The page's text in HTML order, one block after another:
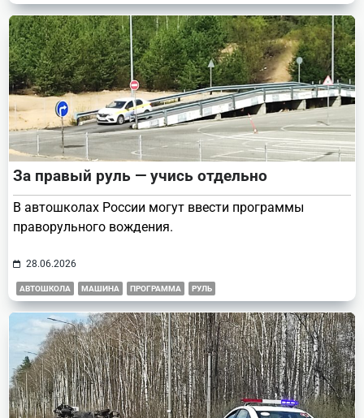
За правый руль — учись отдельно
В автошколах России могут ввести программы
праворульного вождения.
28.06.2026
АВТОШКОЛА МАШИНА ПРОГРАММА РУЛЬ